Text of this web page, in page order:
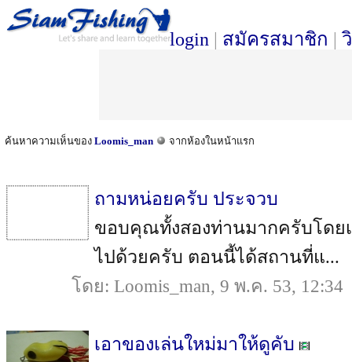
login | สมัครสมาชิก |
ค้นหาความเห็นของ Loomis_man จากห้องในหน้าแรก
ถามหน่อยครับ ประจวบ
ขอบคุณทั้งสองท่านมากครับโดย
ไปด้วยครับ ตอนนี้ได้สถานที่แ...
โดย: Loomis_man, 9 พ.ค. 53, 12:34
เอาของเล่นใหม่มาให้ดูคับ